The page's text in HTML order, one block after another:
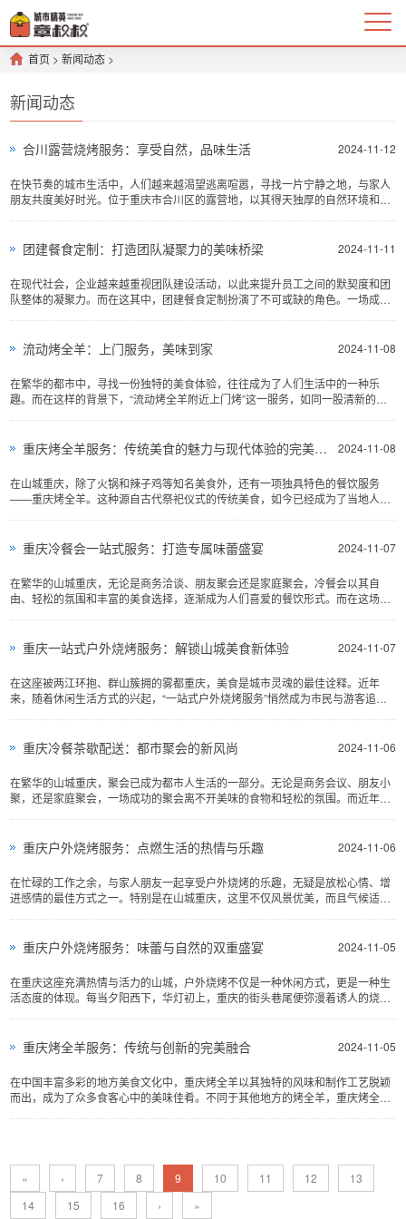
首页 >新闻动态 >
新闻动态
2024-11-12
合川露营烧烤服务：享受自然，品味生活
在快节奏的城市生活中，人们越来越渴望逃离喧嚣，寻找一片宁静之地，与家人
朋友共度美好时光。位于重庆市合川区的露营地，以其得天独厚的自然环境和完
2024-11-11
团建餐食定制：打造团队凝聚力的美味桥梁
在现代社会，企业越来越重视团队建设活动，以此来提升员工之间的默契度和团
队整体的凝聚力。而在这其中，团建餐食定制扮演了不可或缺的角色。一场成功
2024-11-08
流动烤全羊：上门服务，美味到家
在繁华的都市中，寻找一份独特的美食体验，往往成为了人们生活中的一种乐
趣。而在这样的背景下，“流动烤全羊附近上门烤”这一服务，如同一股清新的
2024-11-08
重庆烤全羊服务：传统美食的魅力与现代体验的完美融合
在山城重庆，除了火锅和辣子鸡等知名美食外，还有一项独具特色的餐饮服务
——重庆烤全羊。这种源自古代祭祀仪式的传统美食，如今已经成为了当地人和
2024-11-07
重庆冷餐会一站式服务：打造专属味蕾盛宴
在繁华的山城重庆，无论是商务洽谈、朋友聚会还是家庭聚会，冷餐会以其自
由、轻松的氛围和丰富的美食选择，逐渐成为人们喜爱的餐饮形式。而在这场味
2024-11-07
重庆一站式户外烧烤服务：解锁山城美食新体验
在这座被两江环抱、群山簇拥的雾都重庆，美食是城市灵魂的最佳诠释。近年
来，随着休闲生活方式的兴起，“一站式户外烧烤服务”悄然成为市民与游客追捧
2024-11-06
重庆冷餐茶歇配送：都市聚会的新风尚
在繁华的山城重庆，聚会已成为都市人生活的一部分。无论是商务会议、朋友小
聚，还是家庭聚会，一场成功的聚会离不开美味的食物和轻松的氛围。而近年
2024-11-06
重庆户外烧烤服务：点燃生活的热情与乐趣
在忙碌的工作之余，与家人朋友一起享受户外烧烤的乐趣，无疑是放松心情、增
进感情的最佳方式之一。特别是在山城重庆，这里不仅风景优美，而且气候适
2024-11-05
重庆户外烧烤服务：味蕾与自然的双重盛宴
在重庆这座充满热情与活力的山城，户外烧烤不仅是一种休闲方式，更是一种生
活态度的体现。每当夕阳西下，华灯初上，重庆的街头巷尾便弥漫着诱人的烧烤
2024-11-05
重庆烤全羊服务：传统与创新的完美融合
在中国丰富多彩的地方美食文化中，重庆烤全羊以其独特的风味和制作工艺脱颖
而出，成为了众多食客心中的美味佳肴。不同于其他地方的烤全羊，重庆烤全羊
« ‹ 7 8 9 10 11 12
13
14
15 16 › »